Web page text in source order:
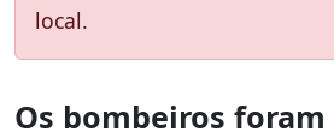
local.
Os bombeiros foram